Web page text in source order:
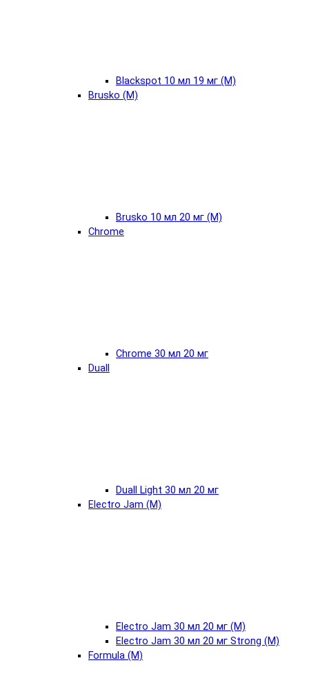
Blackspot 10 мл 19 мг (М)
Brusko (М)
Brusko 10 мл 20 мг (М)
Chrome
Chrome 30 мл 20 мг
Duall
Duall Light 30 мл 20 мг
Electro Jam (М)
Electro Jam 30 мл 20 мг (М)
Electro Jam 30 мл 20 мг Strong (М)
Formula (М)